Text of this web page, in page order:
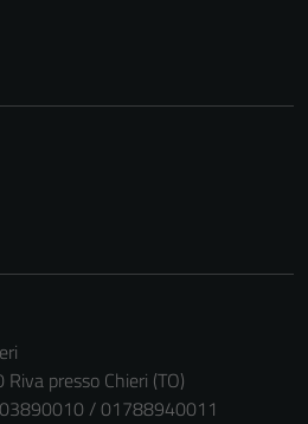
presso Chieri (TO)
/ 01788940011